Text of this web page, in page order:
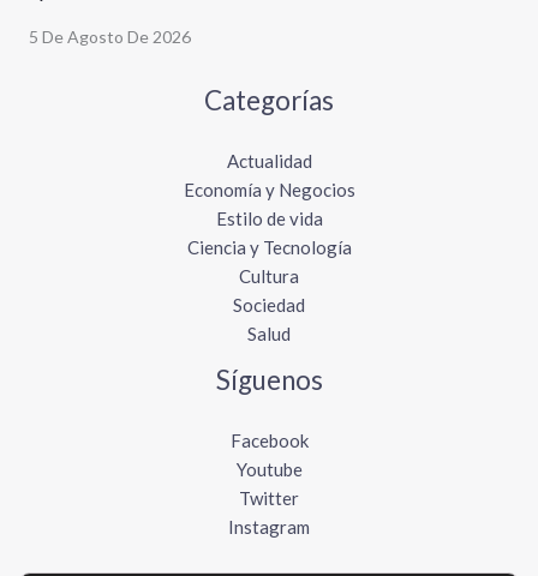
5 De Agosto De 2026
Categorías
Actualidad
Economía y Negocios
Estilo de vida
Ciencia y Tecnología
Cultura
Sociedad
Salud
Síguenos
Facebook
Youtube
Twitter
Instagram